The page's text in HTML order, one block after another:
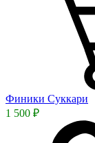
Финики Суккари
1 500 ₽